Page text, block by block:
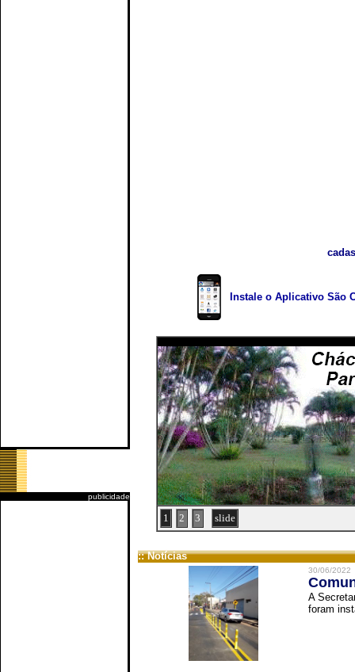
publicidade
Instale o Aplicativo São
1 2 3 slide
:: Notícias
30/06/2022
A
foram